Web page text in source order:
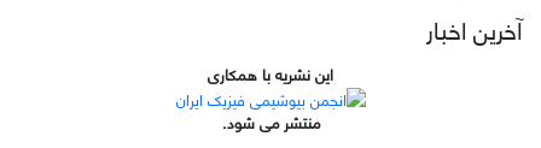
آخرین اخبار
این نشریه با همکاری
منتشر می شود.